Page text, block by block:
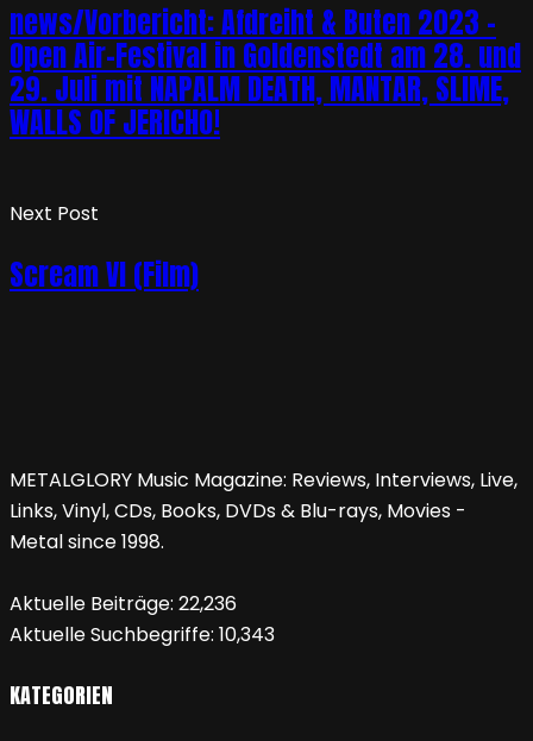
news/Vorbericht: Afdreiht & Buten 2023 –
Open Air-Festival in Goldenstedt am 28. und
29. Juli mit NAPALM DEATH, MANTAR, SLIME,
WALLS OF JERICHO!
Next Post
Scream VI (Film)
METALGLORY Music Magazine: Reviews, Interviews, Live,
Links, Vinyl, CDs, Books, DVDs & Blu-rays, Movies -
Metal since 1998.
Aktuelle Beiträge: 22,236
Aktuelle Suchbegriffe: 10,343
KATEGORIEN